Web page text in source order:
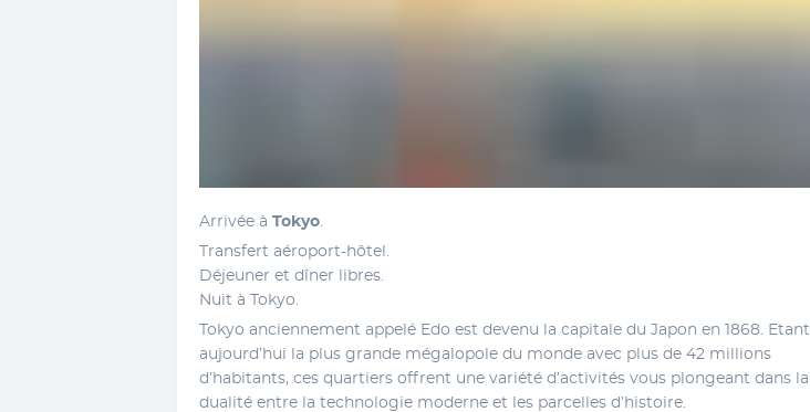
Arrivée à Tokyo.
Transfert aéroport-hôtel.
Déjeuner et dîner libres.
Nuit à Tokyo.
Tokyo anciennement appelé Edo est devenu la capitale du Japon en 1868. Etant
aujourd’hui la plus grande mégalopole du monde avec plus de 42 millions
d’habitants, ces quartiers offrent une variété d’activités vous plongeant dans la
dualité entre la technologie moderne et les parcelles d’histoire.